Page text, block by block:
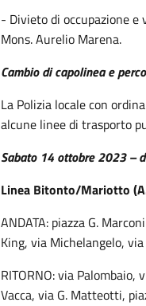
- Divieto di occupazione
Mons. Aurelio Marena.
Cambio di capolinea e
La Polizia locale con
alcune linee di trasporto
Sabato 14 ottobre 2023 –
Linea Bitonto/Mariotto
ANDATA: piazza G.
King, via Michelangelo,
RITORNO: via
Vacca, via G. Matteotti,